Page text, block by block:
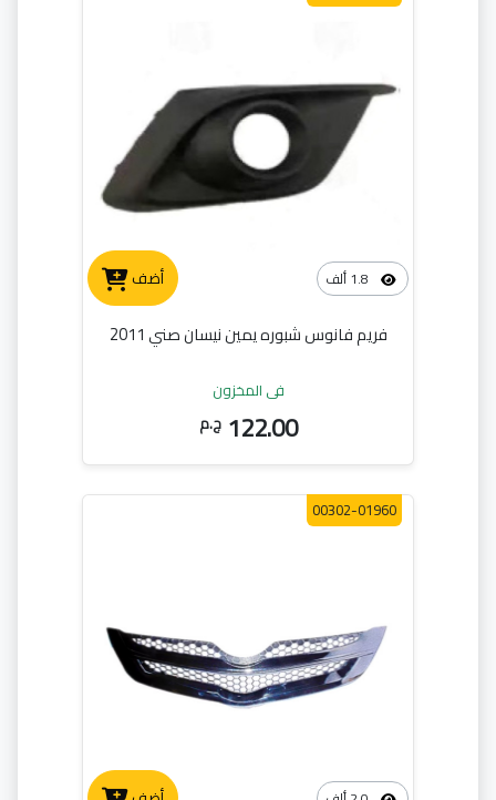
أضف
فريم فانوس شبوره يمين نيسان صني 2011
في المخزون
122.00 ج.م
00302-01960